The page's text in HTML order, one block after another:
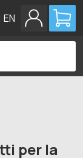
EN
per la